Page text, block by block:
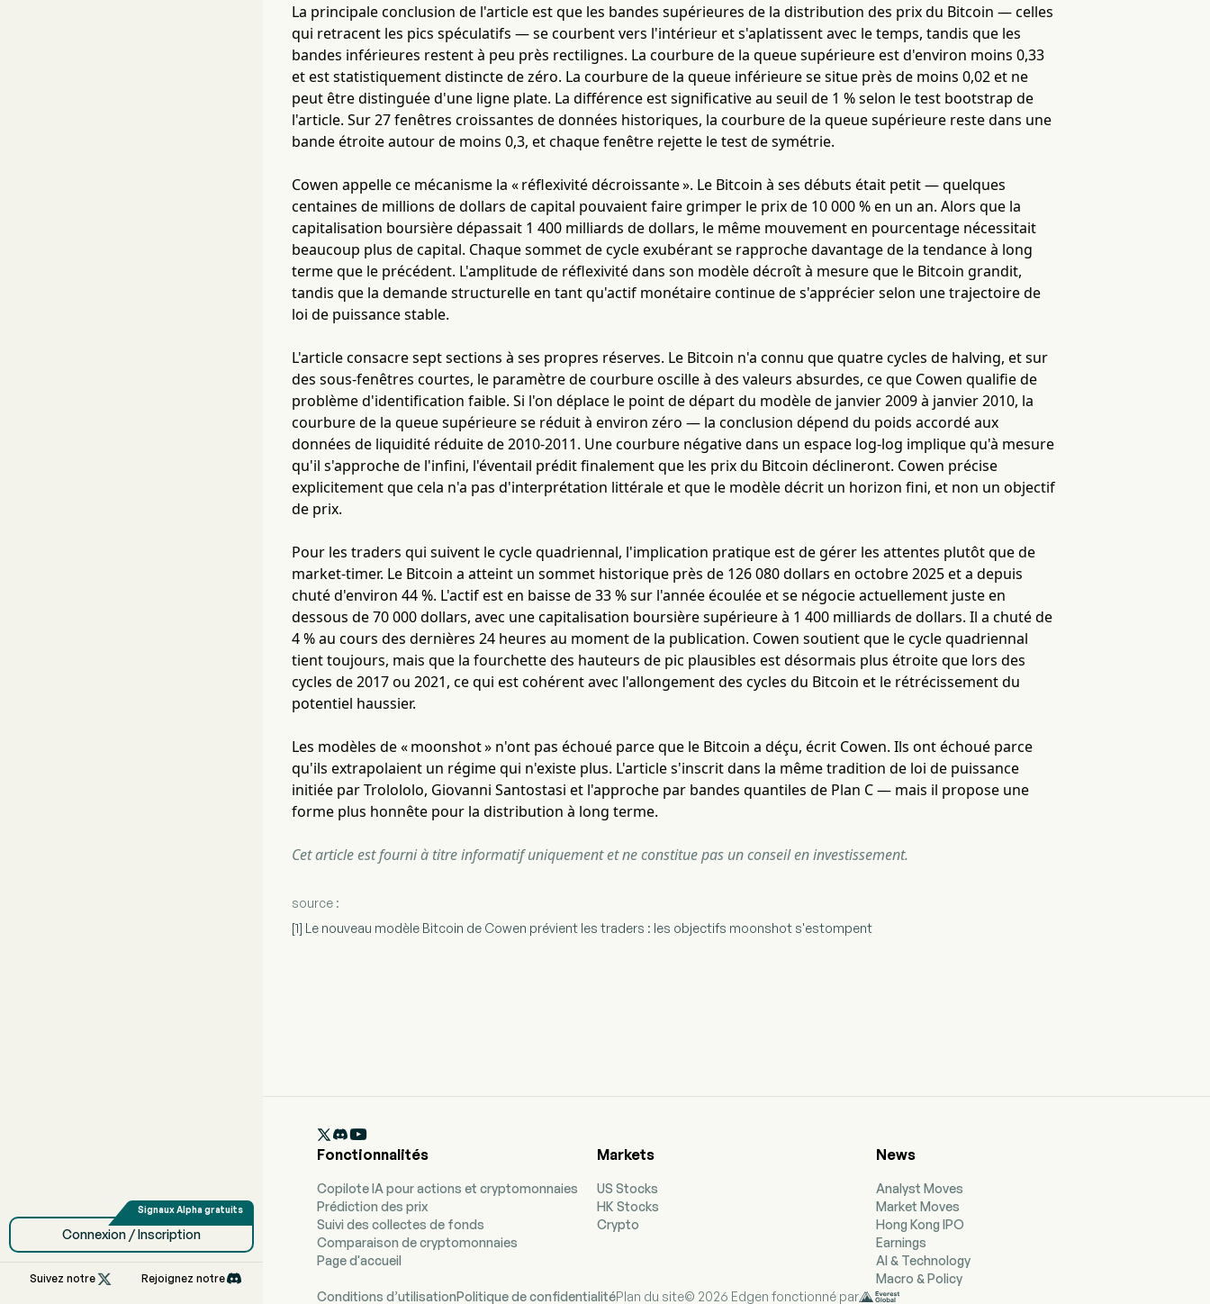
Connexion / Inscription
Suivez notre Rejoignez notre
La principale conclusion de l'article est que les bandes supérieures de la distribution des prix du Bitcoin — celles
qui retracent les pics spéculatifs — se courbent vers l'intérieur et s'aplatissent avec le temps, tandis que les
bandes inférieures restent à peu près rectilignes. La courbure de la queue supérieure est d'environ moins 0,33
et est statistiquement distincte de zéro. La courbure de la queue inférieure se situe près de moins 0,02 et ne
peut être distinguée d'une ligne plate. La différence est significative au seuil de 1 % selon le test bootstrap de
l'article. Sur 27 fenêtres croissantes de données historiques, la courbure de la queue supérieure reste dans une
bande étroite autour de moins 0,3, et chaque fenêtre rejette le test de symétrie.
Cowen appelle ce mécanisme la « réflexivité décroissante ». Le Bitcoin à ses débuts était petit — quelques
centaines de millions de dollars de capital pouvaient faire grimper le prix de 10 000 % en un an. Alors que la
capitalisation boursière dépassait 1 400 milliards de dollars, le même mouvement en pourcentage nécessitait
beaucoup plus de capital. Chaque sommet de cycle exubérant se rapproche davantage de la tendance à long
terme que le précédent. L'amplitude de réflexivité dans son modèle décroît à mesure que le Bitcoin grandit,
tandis que la demande structurelle en tant qu'actif monétaire continue de s'apprécier selon une trajectoire de
loi de puissance stable.
L'article consacre sept sections à ses propres réserves. Le Bitcoin n'a connu que quatre cycles de halving, et sur
des sous-fenêtres courtes, le paramètre de courbure oscille à des valeurs absurdes, ce que Cowen qualifie de
problème d'identification faible. Si l'on déplace le point de départ du modèle de janvier 2009 à janvier 2010, la
courbure de la queue supérieure se réduit à environ zéro — la conclusion dépend du poids accordé aux
données de liquidité réduite de 2010-2011. Une courbure négative dans un espace log-log implique qu'à mesure
qu'il s'approche de l'infini, l'éventail prédit finalement que les prix du Bitcoin déclineront. Cowen précise
explicitement que cela n'a pas d'interprétation littérale et que le modèle décrit un horizon fini, et non un objectif
de prix.
Pour les traders qui suivent le cycle quadriennal, l'implication pratique est de gérer les attentes plutôt que de
market-timer. Le Bitcoin a atteint un sommet historique près de 126 080 dollars en octobre 2025 et a depuis
chuté d'environ 44 %. L'actif est en baisse de 33 % sur l'année écoulée et se négocie actuellement juste en
dessous de 70 000 dollars, avec une capitalisation boursière supérieure à 1 400 milliards de dollars. Il a chuté de
4 % au cours des dernières 24 heures au moment de la publication. Cowen soutient que le cycle quadriennal
tient toujours, mais que la fourchette des hauteurs de pic plausibles est désormais plus étroite que lors des
cycles de 2017 ou 2021, ce qui est cohérent avec l'allongement des cycles du Bitcoin et le rétrécissement du
potentiel haussier.
Les modèles de « moonshot » n'ont pas échoué parce que le Bitcoin a déçu, écrit Cowen. Ils ont échoué parce
qu'ils extrapolaient un régime qui n'existe plus. L'article s'inscrit dans la même tradition de loi de puissance
initiée par Trolololo, Giovanni Santostasi et l'approche par bandes quantiles de Plan C — mais il propose une
forme plus honnête pour la distribution à long terme.
Cet article est fourni à titre informatif uniquement et ne constitue pas un conseil en investissement.
source :
[1] Le nouveau modèle Bitcoin de Cowen prévient les traders : les objectifs moonshot s'estompent

Fonctionnalités
Copilote IA pour actions et cryptomonnaies
Prédiction des prix
Suivi des collectes de fonds
Comparaison de cryptomonnaies
Page d'accueil
Markets
US Stocks
HK Stocks
Crypto
News
Analyst Moves
Market Moves
Hong Kong IPO
Earnings
AI & Technology
Macro & Policy
Conditions d’utilisationPolitique de confidentialitéPlan du site© 2026 Edgen fonctionné par